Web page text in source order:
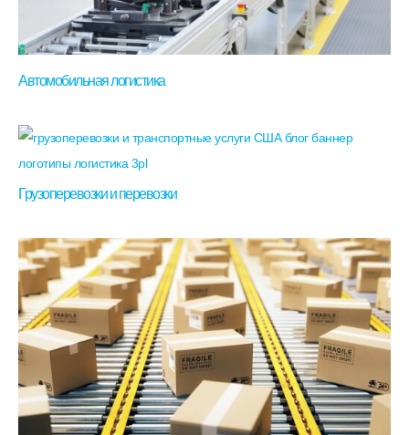
Автомобильная логистика
Грузоперевозки и перевозки